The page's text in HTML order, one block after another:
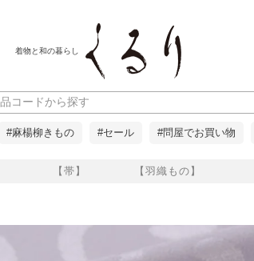
着物と和の暮らし
【帯】 【羽織もの】
#麻楊柳きもの #セール #問屋でお買い物